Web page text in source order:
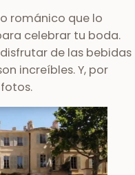
románico que lo
celebrar tu boda.
de las bebidas
increíbles. Y, por